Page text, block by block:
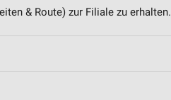
& Route) zur Filiale zu erhalten.